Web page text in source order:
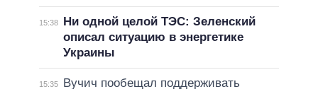
15:38
Ни одной целой ТЭС: Зеленский
описал ситуацию в энергетике
Украины
15:35
Вучич пообещал поддерживать